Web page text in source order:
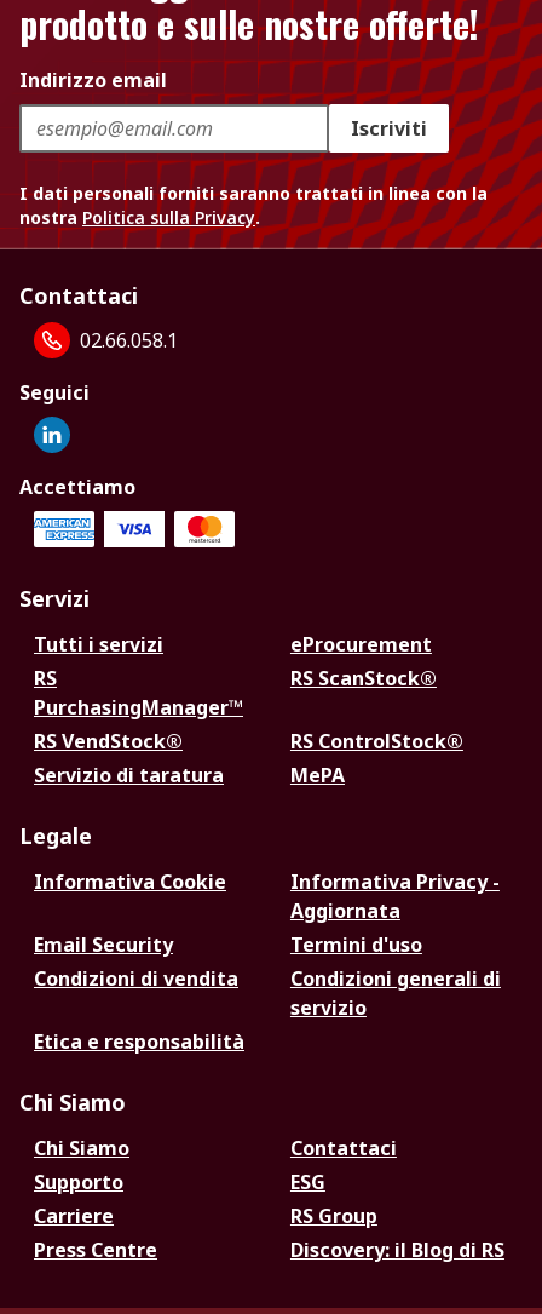
prodotto e sulle nostre offerte!
Indirizzo email
Iscriviti
I dati personali forniti saranno trattati in linea con la
nostra Politica sulla Privacy.
Contattaci
02.66.058.1
Seguici
Accettiamo
Servizi
Tutti i servizi
eProcurement
RS
PurchasingManager™
RS ScanStock®
RS VendStock®
RS ControlStock®
Servizio di taratura
MePA
Legale
Informativa Cookie
Informativa Privacy -
Aggiornata
Email Security
Termini d'uso
Condizioni di vendita
Condizioni generali di
servizio
Etica e responsabilità
Chi Siamo
Chi Siamo
Contattaci
Supporto
ESG
Carriere
RS Group
Press Centre
Discovery: il Blog di RS